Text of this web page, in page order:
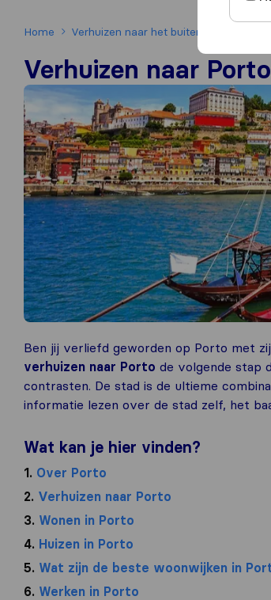
Home Verhuizen naar het buitenland
Verhuizen naar Porto
Ben jij verliefd geworden op Porto met
verhuizen naar Porto de volgende stap
contrasten. De stad is de ultieme
informatie lezen over de stad zelf, het
Wat kan je hier vinden?
1. Over Porto
2. Verhuizen naar Porto
3. Wonen in Porto
4. Huizen in Porto
5. Wat zijn de beste woonwijken in
6. Werken in Porto